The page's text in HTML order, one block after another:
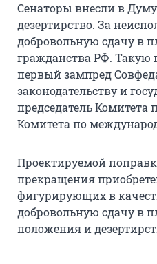
Сенаторы внесли в
дезертирство. За
добровольную сдачу в
гражданства РФ. Такую
первый зампред
законодательству и
председатель Комитета
Комитета по
Проектируемой
прекращения
фигурирующих в
добровольную сдачу в
положения и